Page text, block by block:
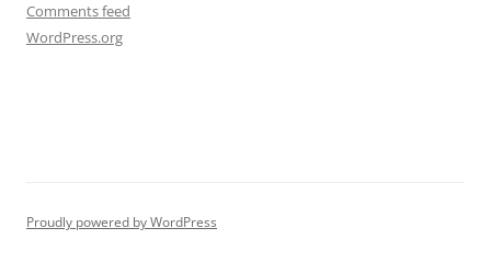
Comments feed
WordPress.org
Proudly powered by WordPress